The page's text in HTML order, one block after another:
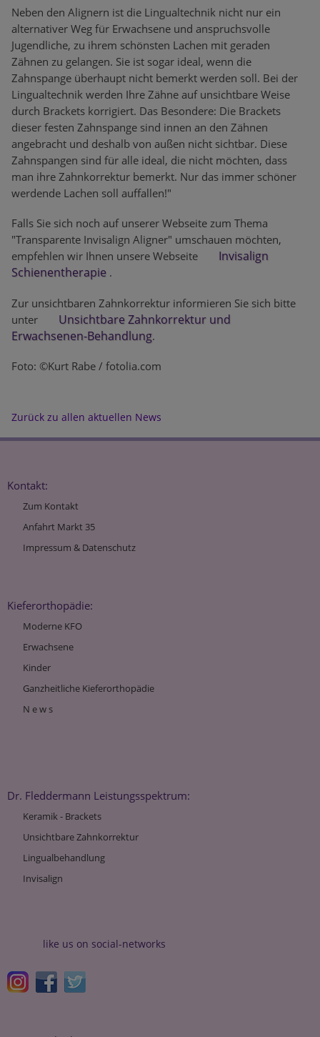
Neben den Alignern ist die Lingualtechnik nicht nur ein
alternativer Weg für Erwachsene und anspruchsvolle
Jugendliche, zu ihrem schönsten Lachen mit geraden
Zähnen zu gelangen. Sie ist sogar ideal, wenn die
Zahnspange überhaupt nicht bemerkt werden soll. Bei der
Lingualtechnik werden Ihre Zähne auf unsichtbare Weise
durch Brackets korrigiert. Das Besondere: Die Brackets
dieser festen Zahnspange sind innen an den Zähnen
angebracht und deshalb von außen nicht sichtbar. Diese
Zahnspangen sind für alle ideal, die nicht möchten, dass
man ihre Zahnkorrektur bemerkt. Nur das immer schöner
werdende Lachen soll auffallen!"
Falls Sie sich noch auf unserer Webseite zum Thema
"Transparente Invisalign Aligner" umschauen möchten,
empfehlen wir Ihnen unsere Webseite
Invisalign
Schienentherapie .
Zur unsichtbaren Zahnkorrektur informieren Sie sich bitte
unter
Unsichtbare Zahnkorrektur und
Erwachsenen-Behandlung.
Foto: ©Kurt Rabe / fotolia.com
Zurück zu allen aktuellen News
Kontakt:
Zum Kontakt
Anfahrt Markt 35
Impressum & Datenschutz
Kieferorthopädie:
Moderne KFO
Erwachsene
Kinder
Ganzheitliche Kieferorthopädie
N e w s
Dr. Fleddermann Leistungsspektrum:
Keramik - Brackets
Unsichtbare Zahnkorrektur
Lingualbehandlung
Invisalign
like us on social-networks